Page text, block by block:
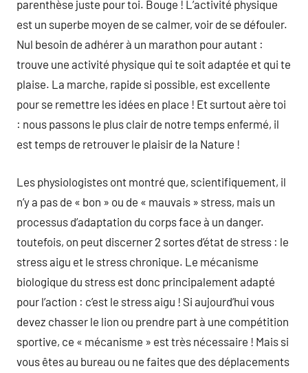
parenthèse juste pour toi. Bouge ! L’activité physique
est un superbe moyen de se calmer, voir de se défouler.
Nul besoin de adhérer à un marathon pour autant :
trouve une activité physique qui te soit adaptée et qui te
plaise. La marche, rapide si possible, est excellente
pour se remettre les idées en place ! Et surtout aère toi
: nous passons le plus clair de notre temps enfermé, il
est temps de retrouver le plaisir de la Nature !
Les physiologistes ont montré que, scientifiquement, il
n’y a pas de « bon » ou de « mauvais » stress, mais un
processus d’adaptation du corps face à un danger.
toutefois, on peut discerner 2 sortes d’état de stress : le
stress aigu et le stress chronique. Le mécanisme
biologique du stress est donc principalement adapté
pour l’action : c’est le stress aigu ! Si aujourd’hui vous
devez chasser le lion ou prendre part à une compétition
sportive, ce « mécanisme » est très nécessaire ! Mais si
vous êtes au bureau ou ne faites que des déplacements